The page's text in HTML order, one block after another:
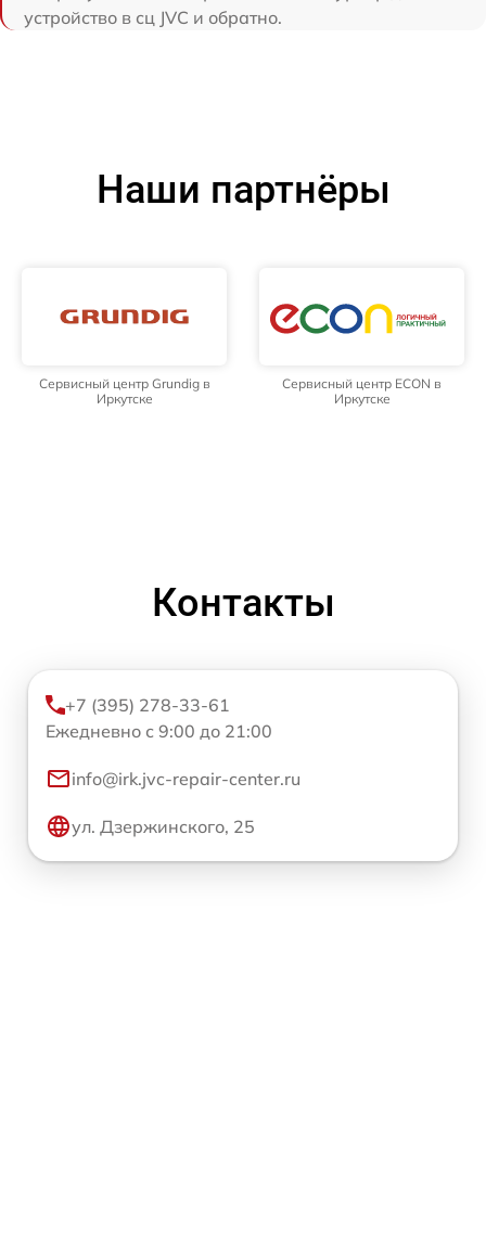
устройство в сц JVC и обратно.
Наши партнёры
Сервисный центр Grundig в
Иркутске
Сервисный центр ECON в
Иркутске
Контакты
+7 (395) 278-33-61
Ежедневно с 9:00 до 21:00
info@irk.jvc-repair-center.ru
ул. Дзержинского, 25